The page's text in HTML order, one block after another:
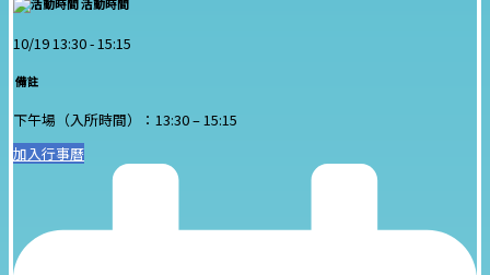
活動時間
10/19 13:30 -15:15
備註
下午場（入所時間）：13:30 – 15:15
加入行事曆